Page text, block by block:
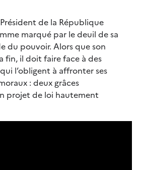
de la République
marqué par le deuil de sa
du pouvoir. Alors que son
fin, il doit faire face à des
l’obligent à affronter ses
: deux grâces
projet de loi hautement